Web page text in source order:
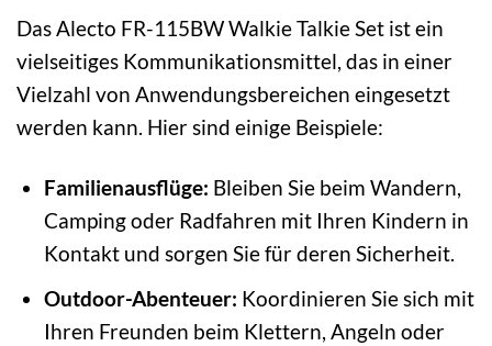
Das Alecto FR-115BW Walkie Talkie Set ist ein
vielseitiges Kommunikationsmittel, das in einer
Vielzahl von Anwendungsbereichen eingesetzt
werden kann. Hier sind einige Beispiele:
Familienausflüge: Bleiben Sie beim Wandern,
Camping oder Radfahren mit Ihren Kindern in
Kontakt und sorgen Sie für deren Sicherheit.
Outdoor-Abenteuer: Koordinieren Sie sich mit
Ihren Freunden beim Klettern, Angeln oder